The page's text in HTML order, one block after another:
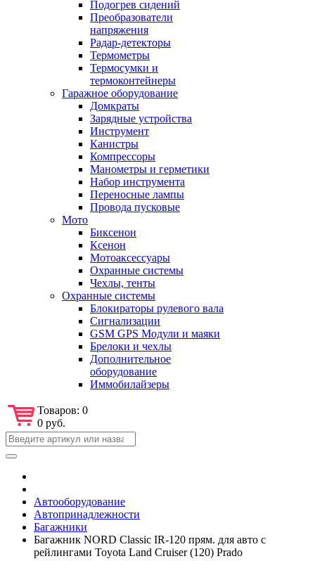
Подогрев сидений
Преобразователи
напряжения
Радар-детекторы
Термометры
Термосумки и
термоконтейнеры
Гаражное оборудование
Домкраты
Зарядные устройства
Инструмент
Канистры
Компрессоры
Манометры и герметики
Набор инструмента
Переносные лампы
Провода пусковые
Мото
Биксенон
Ксенон
Мотоаксессуары
Охранные системы
Чехлы, тенты
Охранные системы
Блокираторы рулевого вала
Сигнализации
GSM GPS Модули и маяки
Брелоки и чехлы
Дополнительное
оборудование
Иммобилайзеры
Товаров: 0
0 руб.
Автооборудование
Автопринадлежности
Багажники
Багажник NORD Classic IR-120 прям. для авто с
рейлингами Toyota Land Cruiser (120) Prado